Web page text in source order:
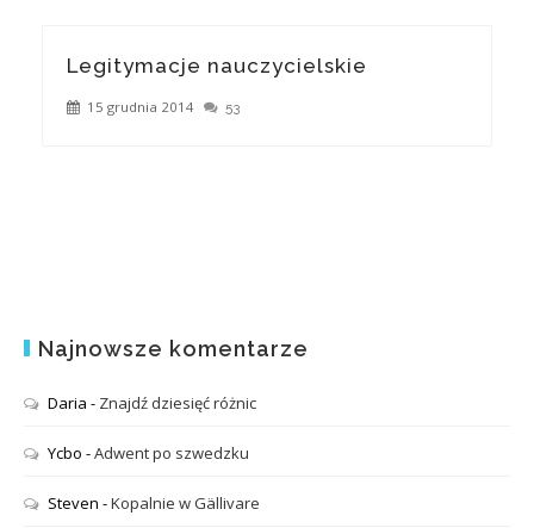
Legitymacje nauczycielskie
15 grudnia 2014 53
Najnowsze komentarze
Daria - Znajdź dziesięć różnic
Ycbo -Adwent po szwedzku
Steven -Kopalnie w Gällivare